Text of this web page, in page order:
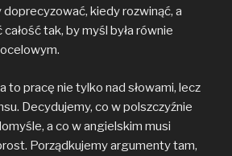
kiedy rozwinąć, a
tak, by myśl była równie
to pracę nie tylko nad słowami, lecz
Decydujemy, co w polszczyźnie
a co w angielskim musi
Porządkujemy argumenty tam,